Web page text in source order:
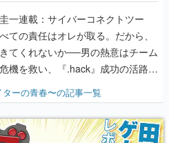
圭一連載：サイバーコネクトツー
ての責任はオレが取る。だから、
てくれないか──男の熱意はチーム
機を救い、『.hack』成功の活路を
ャンプ』色だった【若ゲのいた
ーの青春〜の記事一覧